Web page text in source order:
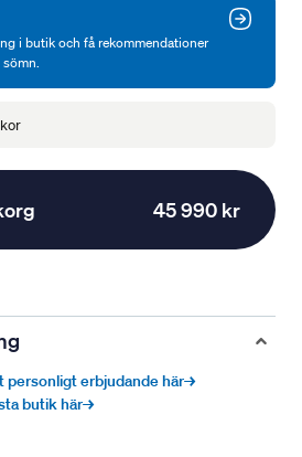
i butik och få rekommendationer
45 990 kr
personligt erbjudande här→
butik här→